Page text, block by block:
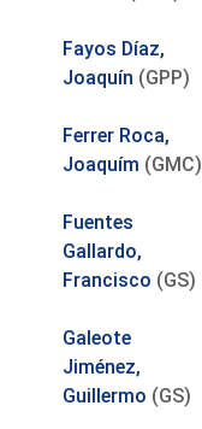
Fayos Díaz,
Joaquín (GPP)
Ferrer Roca,
Joaquím (GMC)
Fuentes
Gallardo,
Francisco (GS)
Galeote
Jiménez,
Guillermo (GS)